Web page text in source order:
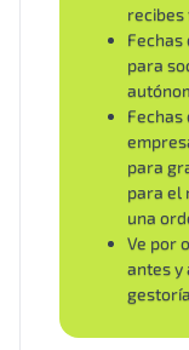
recibes
Fechas
para
para
para el
una
Ve por
antes y